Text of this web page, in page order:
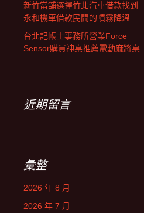
新竹當舖選擇竹北汽車借款找到
永和機車借款民間的噴霧降溫
台北記帳士事務所營業Force
Sensor購買神桌推薦電動麻將桌
近期留言
彙整
2026 年 8 月
2026 年 7 月